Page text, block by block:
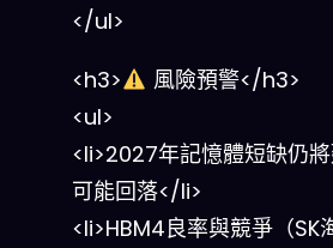
</ul>
<h3>
風險預警</h3>
<ul>
<li>2027年記憶體短缺仍
可能回落</li>
<li>HBM4良率與競爭（